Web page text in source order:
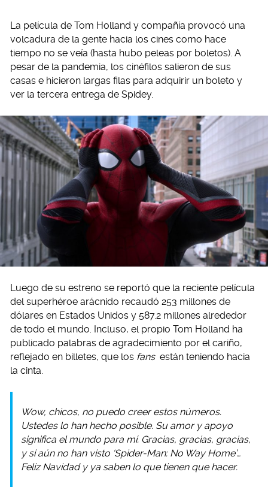
La película de Tom Holland y compañía provocó una
volcadura de la gente hacia los cines como hace
tiempo no se veía (hasta hubo peleas por boletos). A
pesar de la pandemia, los cinéfilos salieron de sus
casas e hicieron largas filas para adquirir un boleto y
ver la tercera entrega de Spidey.
Luego de su estreno se reportó que la reciente película
del superhéroe arácnido recaudó 253 millones de
dólares en Estados Unidos y 587.2 millones alrededor
de todo el mundo. Incluso, el propio Tom Holland ha
publicado palabras de agradecimiento por el cariño,
reflejado en billetes, que los fans están teniendo hacia
la cinta.
Wow, chicos, no puedo creer estos números.
Ustedes lo han hecho posible. Su amor y apoyo
significa el mundo para mí. Gracias, gracias, gracias,
y si aún no han visto ‘Spider-Man: No Way Home’…
Feliz Navidad y ya saben lo que tienen que hacer.